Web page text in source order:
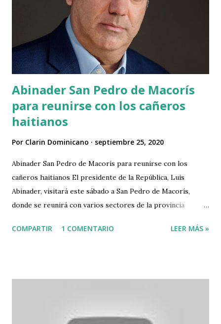
carretera que conduce al pueblo de Jarabacoa”, especificó el
denunciantes. En las fotografías recibidas, se observan
cientos de árboles talados y un grupo de personas
caminado cerca de ellos. Fuente: Listín Diario
Abinader San Pedro de Macorís
para reunirse con los cañeros
haitianos
Por Clarin Dominicano septiembre 25, 2020
Abinader San Pedro de Macorís para reunirse con los
cañeros haitianos El presidente de la República, Luis
Abinader, visitará este sábado a San Pedro de Macorís,
donde se reunirá con varios sectores de la provincia
mandatario llegará a San Pedro alrededor de las 9:00 de la
otorgamiento de sus pensiones. Esta actividad será en los
COMPARTIR 1 COMENTARIO LEER MÁS »